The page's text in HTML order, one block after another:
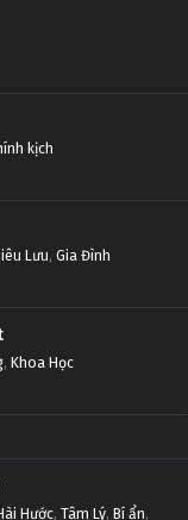
kịch
Lưu, Gia Đình
, Khoa Học
Hước, Tâm Lý, Bí ẩn,